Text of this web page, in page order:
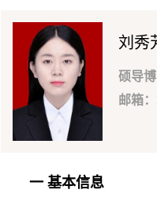
刘秀
硕导博
邮箱：
一 基本信息